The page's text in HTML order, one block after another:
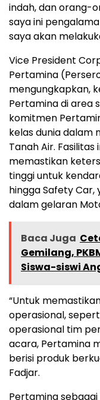
indah, dan orang-
saya ini
saya akan
Vice President
Pertamina
mengungkapkan,
Pertamina di area
komitmen
kelas dunia dalam
Tanah Air.
memastikan
tinggi untuk
hingga Safety
dalam gelaran
Baca Juga
Gemilang,
Siswa-siswi
“Untuk
operasional,
operasional tim
acara, Pertamina
berisi produk
Fadjar.
Pertamina